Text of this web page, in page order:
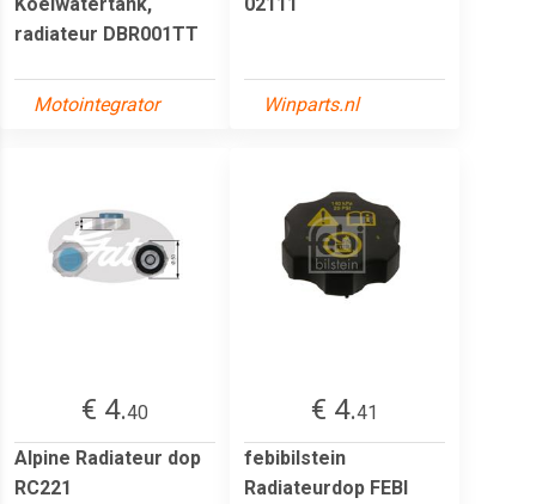
radiateur DBR001TT
Motointegrator Winparts.nl
€ 4.40
Alpine Radiateur dop
RC221
€ 4.41
febibilstein
Radiateurdop FEBI